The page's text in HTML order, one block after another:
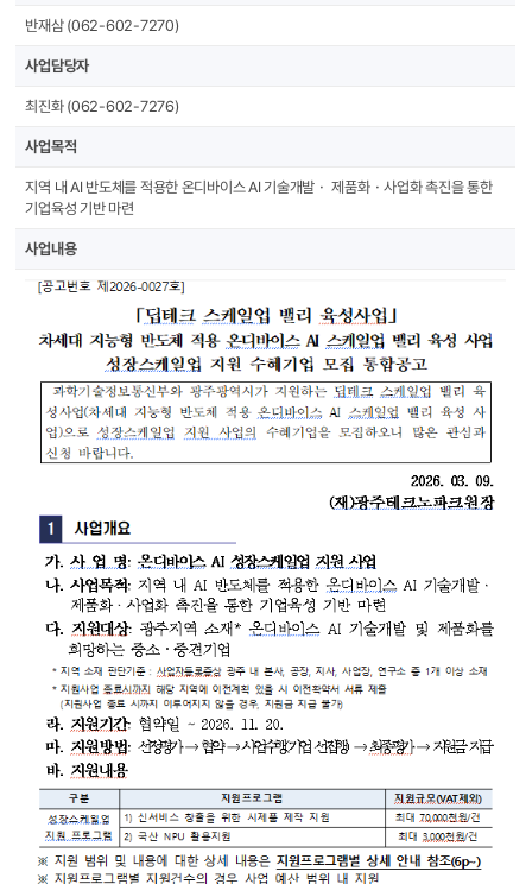
반재삼 (062-602-7270)
사업담당자
최진화 (062-602-7276)
사업목적
지역 내 AI 반도체를 적용한 온디바이스 AI 기술개발ㆍ 제품화ㆍ사업화 촉진을 통한
기업육성 기반 마련
사업내용